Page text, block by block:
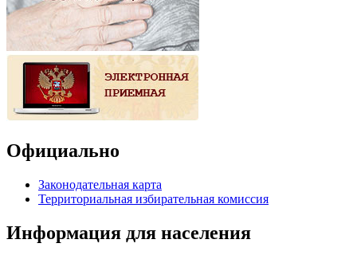
Официально
Законодательная карта
Территориальная избирательная комиссия
Информация для населения